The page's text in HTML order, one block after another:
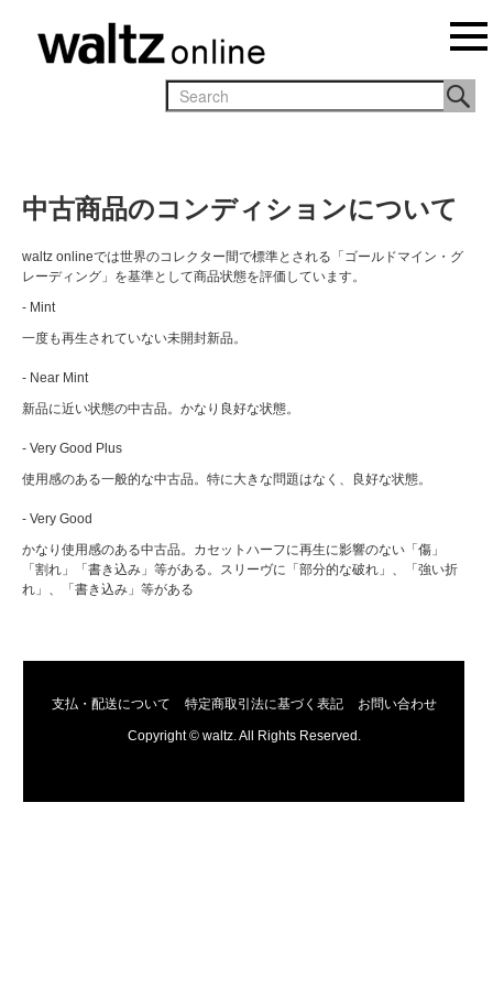
中古商品のコンディションについて
waltz onlineでは世界のコレクター間で標準とされる「ゴールドマイン・グ
レーディング」を基準として商品状態を評価しています。
- Mint
一度も再生されていない未開封新品。
- Near Mint
新品に近い状態の中古品。かなり良好な状態。
- Very Good Plus
使用感のある一般的な中古品。特に大きな問題はなく、良好な状態。
- Very Good
かなり使用感のある中古品。カセットハーフに再生に影響のない「傷」
「割れ」「書き込み」等がある。スリーヴに「部分的な破れ」、「強い折
れ」、「書き込み」等がある
支払・配送について 特定商取引法に基づく表記 お問い合わせ
Copyright © waltz. All Rights Reserved.